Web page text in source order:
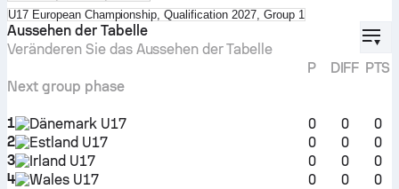
Select standings table in tournament standings
U17 European Championship, Qualification 2027, Group 1
Aussehen der Tabelle
Veränderen Sie das Aussehen der Tabelle
P DIFF PTS
Next group phase
1 Dänemark U17 0 0
0
2
Estland U17 0 0
0
3
Irland U17 0 0
0
4
Wales U17 0 0 0